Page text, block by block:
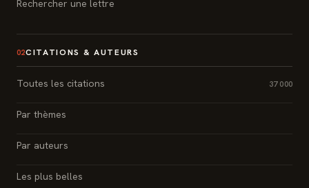
Rechercher une lettre
02CITATIONS & AUTEURS
Toutes les citations 37 000
Par thèmes
Par auteurs
Les plus belles